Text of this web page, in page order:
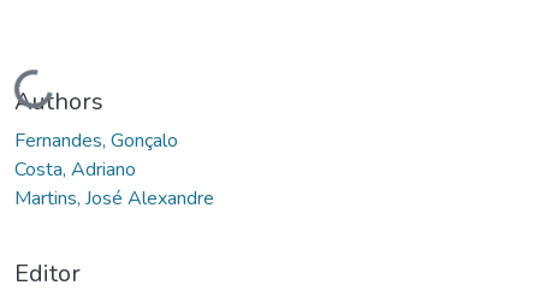
Cargando...
Authors
Fernandes, Gonçalo
Costa, Adriano
Martins, José Alexandre
Editor